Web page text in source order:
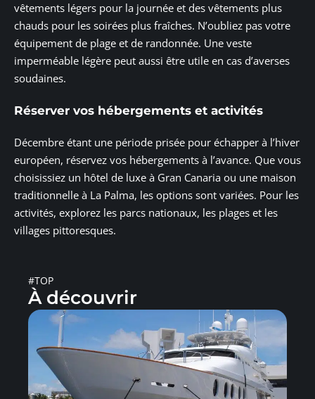
vêtements légers pour la journée et des vêtements plus
chauds pour les soirées plus fraîches. N’oubliez pas votre
équipement de plage et de randonnée. Une veste
imperméable légère peut aussi être utile en cas d’averses
soudaines.
Réserver vos hébergements et activités
Décembre étant une période prisée pour échapper à l’hiver
européen, réservez vos hébergements à l’avance. Que vous
choisissiez un hôtel de luxe à Gran Canaria ou une maison
traditionnelle à La Palma, les options sont variées. Pour les
activités, explorez les parcs nationaux, les plages et les
villages pittoresques.
#TOP
À découvrir